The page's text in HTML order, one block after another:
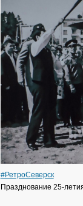
#РетроСеверск
Празднование 25-